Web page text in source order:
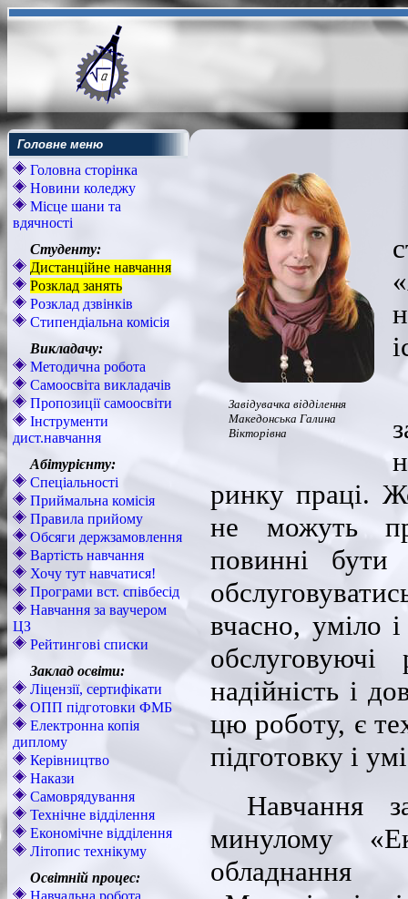
Головне меню
Головна сторінка
Новини коледжу
Місце шани та
вдячності
Студенту:
Дистанційне навчання
Розклад занять
Розклад дзвінків
Стипендіальна комісія
Викладачу:
Методична робота
Самоосвіта викладачів
Пропозиції самоосвіти
Інструменти
дист.навчання
Абітурієнту:
Спеціальності
Приймальна комісія
Правила прийому
Обсяги держзамовлення
Вартість навчання
Хочу тут навчатися!
Програми вст. співбесід
Навчання за ваучером
ЦЗ
Рейтингові списки
Заклад освіти:
Ліцензії, сертифікати
ОПП підготовки ФМБ
Електронна копія
диплому
Керівництво
Накази
Самоврядування
Технічне відділення
Економічне відділення
Літопис технікуму
Освітній процес:
Навчальна робота
Завідувачка відділення
Македонська Галина
Вікторівна
ринку праці.
не можуть
повинні бути
вчасно, уміло
надійність і
цю роботу, є
підготовку і
Навчання
минулому
обладнання